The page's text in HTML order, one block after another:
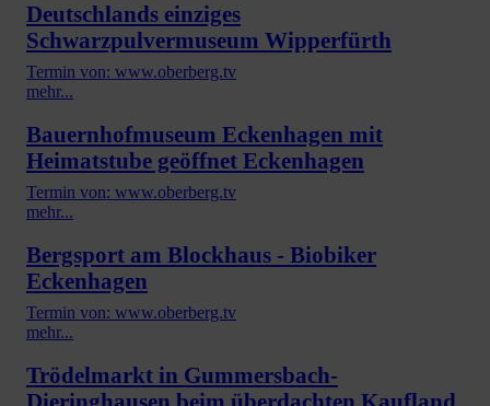
Deutschlands einziges
Schwarzpulvermuseum Wipperfürth
Termin von: www.oberberg.tv
mehr...
Bauernhofmuseum Eckenhagen mit
Heimatstube geöffnet Eckenhagen
Termin von: www.oberberg.tv
mehr...
Bergsport am Blockhaus - Biobiker
Eckenhagen
Termin von: www.oberberg.tv
mehr...
Trödelmarkt in Gummersbach-